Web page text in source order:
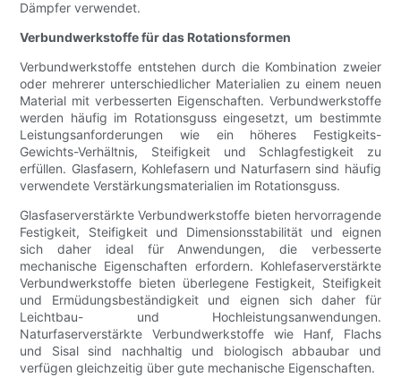
Dämpfer verwendet.
Verbundwerkstoffe für das Rotationsformen
Verbundwerkstoffe entstehen durch die Kombination zweier
oder mehrerer unterschiedlicher Materialien zu einem neuen
Material mit verbesserten Eigenschaften. Verbundwerkstoffe
werden häufig im Rotationsguss eingesetzt, um bestimmte
Leistungsanforderungen wie ein höheres Festigkeits-
Gewichts-Verhältnis, Steifigkeit und Schlagfestigkeit zu
erfüllen. Glasfasern, Kohlefasern und Naturfasern sind häufig
verwendete Verstärkungsmaterialien im Rotationsguss.
Glasfaserverstärkte Verbundwerkstoffe bieten hervorragende
Festigkeit, Steifigkeit und Dimensionsstabilität und eignen
sich daher ideal für Anwendungen, die verbesserte
mechanische Eigenschaften erfordern. Kohlefaserverstärkte
Verbundwerkstoffe bieten überlegene Festigkeit, Steifigkeit
und Ermüdungsbeständigkeit und eignen sich daher für
Leichtbau- und Hochleistungsanwendungen.
Naturfaserverstärkte Verbundwerkstoffe wie Hanf, Flachs
und Sisal sind nachhaltig und biologisch abbaubar und
verfügen gleichzeitig über gute mechanische Eigenschaften.